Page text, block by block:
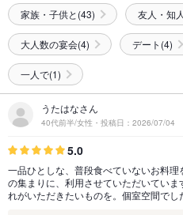
家族・子供と(43) 友人・知
大人数の宴会(4) デート(4)
一人で(1)
うたはなさん
40代前半/女性・投稿日：2026/07/04
5.0
一品ひとしな、普段食べていないお料
の集まりに、利用させていただいてい
れがいただきたいものを。個室空間で